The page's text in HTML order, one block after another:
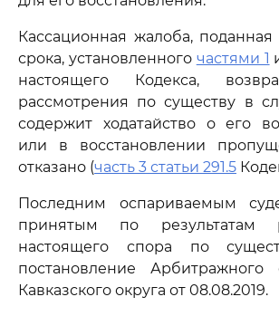
Кассационная жалоба,
срока, установленного частями 1
настоящего Кодекса,
рассмотрения по существу в
содержит ходатайство о его
или в восстановлении
отказано (часть 3 статьи 291.5
Последним оспариваемым
принятым по результатам
настоящего спора по
постановление Арбитражного
Кавказского округа от 08.08.2019.